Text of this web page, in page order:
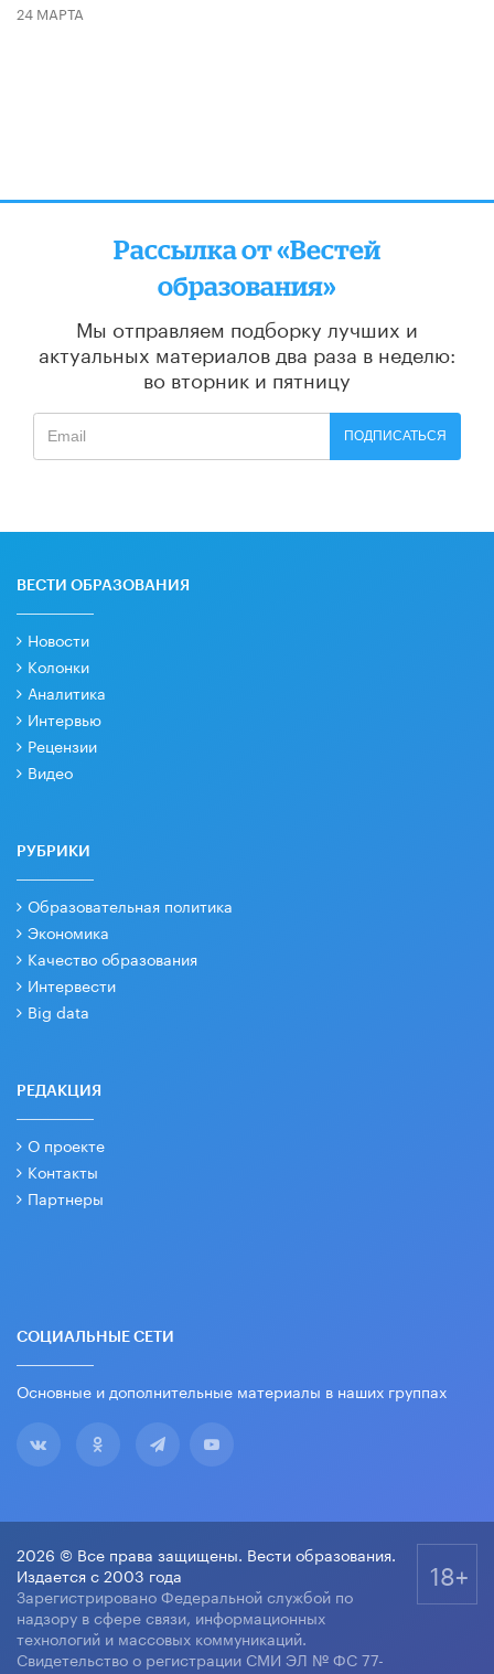
24 МАРТА
Рассылка от «Вестей
образования»
Мы отправляем подборку лучших и
актуальных материалов два раза в неделю:
во вторник и пятницу
ПОДПИСАТЬСЯ
ВЕСТИ ОБРАЗОВАНИЯ
Новости
Колонки
Аналитика
Интервью
Рецензии
Видео
РУБРИКИ
Образовательная политика
Экономика
Качество образования
Интервести
Big data
РЕДАКЦИЯ
О проекте
Контакты
Партнеры
СОЦИАЛЬНЫЕ СЕТИ
Основные и дополнительные материалы в наших группах
2026 © Все права защищены. Вести образования.
Издается с 2003 года
Зарегистрировано Федеральной службой по
надзору в сфере связи, информационных
технологий и массовых коммуникаций.
Свидетельство о регистрации СМИ ЭЛ № ФС 77-
18+